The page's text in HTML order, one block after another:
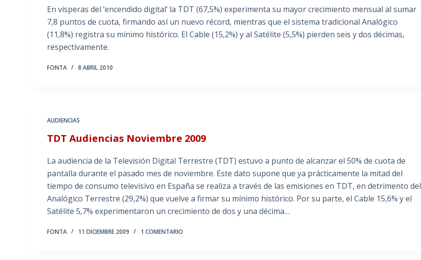
En vísperas del ‘encendido digital’ la TDT (67,5%) experimenta su mayor crecimiento mensual al sumar
7,8 puntos de cuota, firmando así un nuevo récord, mientras que el sistema tradicional Analógico
(11,8%) registra su mínimo histórico. El Cable (15,2%) y al Satélite (5,5%) pierden seis y dos décimas,
respectivamente.
FONTA 8 ABRIL 2010
AUDIENCIAS
TDT Audiencias Noviembre 2009
La audiencia de la Televisión Digital Terrestre (TDT) estuvo a punto de alcanzar el 50% de cuota de
pantalla durante el pasado mes de noviembre. Este dato supone que ya prácticamente la mitad del
tiempo de consumo televisivo en España se realiza a través de las emisiones en TDT, en detrimento del
Analógico Terrestre (29,2%) que vuelve a firmar su mínimo histórico. Por su parte, el Cable 15,6% y el
Satélite 5,7% experimentaron un crecimiento de dos y una décima…
FONTA 11 DICIEMBRE 2009 1 COMENTARIO